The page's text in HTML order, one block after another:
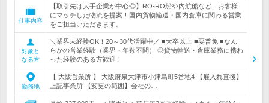
仕事内容
【取引先は大手企業が中心◎】RO-RO船や内航船など、お客様
にマッチした物流を提案！国内貨物輸送・国内倉庫に関わる営業
をご担当いただきます。
対象と
なる方
＼業界未経験OK！20～30代活躍中／ ■大卒以上 ■要普免 ■なん
らかの営業経験（業界・年数不問） ◎貨物輸送・倉庫業務に携わ
った経験のある方歓迎！
勤務地
【 大阪営業所 】 大阪府泉大津市小津島町5番地4 【雇入れ直後】
上記事業所 【変更の範囲】会社の…